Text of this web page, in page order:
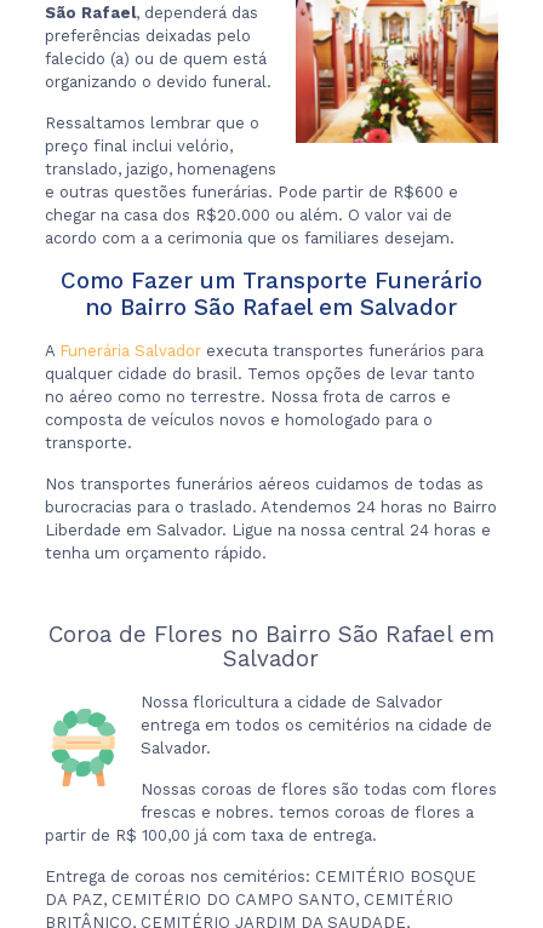
São Rafael, dependerá das
preferências deixadas pelo
falecido (a) ou de quem está
organizando o devido funeral.
Ressaltamos lembrar que o
preço final inclui velório,
translado, jazigo, homenagens
e outras questões funerárias. Pode partir de R$600 e
chegar na casa dos R$20.000 ou além. O valor vai de
acordo com a a cerimonia que os familiares desejam.
Como Fazer um Transporte Funerário
no Bairro São Rafael em Salvador
A Funerária Salvadorexecuta transportes funerários para
qualquer cidade do brasil. Temos opções de levar tanto
no aéreo como no terrestre. Nossa frota de carros e
composta de veículos novos e homologado para o
transporte.
Nos transportes funerários aéreos cuidamos de todas as
burocracias para o traslado. Atendemos 24 horas no Bairro
Liberdade em Salvador. Ligue na nossa central 24 horas e
tenha um orçamento rápido.
Coroa de Flores no Bairro São Rafael em
Salvador
Nossa floricultura a cidade de Salvador
entrega em todos os cemitérios na cidade de
Salvador.
Nossas coroas de flores são todas com flores
frescas e nobres. temos coroas de flores a
partir de R$ 100,00 já com taxa de entrega.
Entrega de coroas nos cemitérios: CEMITÉRIO BOSQUE
DA PAZ, CEMITÉRIO DO CAMPO SANTO, CEMITÉRIO
BRITÂNICO, CEMITÉRIO JARDIM DA SAUDADE,